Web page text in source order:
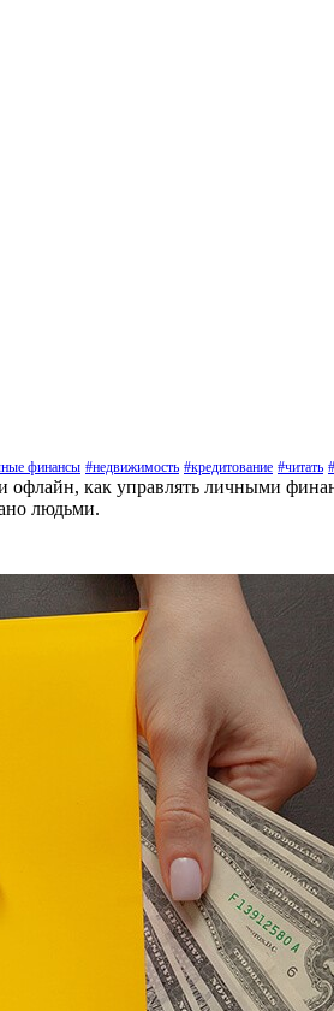
финансы #недвижимость #кредитование #читать
офлайн, как управлять личными
людьми.